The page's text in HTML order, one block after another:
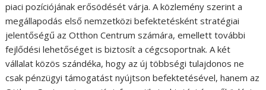
piaci pozíciójának erősödését várja. A közlemény szerint a
megállapodás első nemzetközi befektetésként stratégiai
jelentőségű az Otthon Centrum számára, emellett további
fejlődési lehetőséget is biztosít a cégcsoportnak. A két
vállalat közös szándéka, hogy az új többségi tulajdonos ne
csak pénzügyi támogatást nyújtson befektetésével, hanem az